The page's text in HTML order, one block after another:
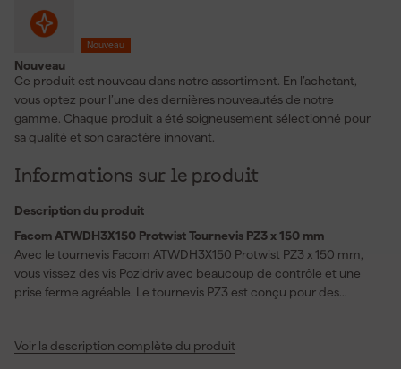
Nouveau
Nouveau
Ce produit est nouveau dans notre assortiment. En l’achetant,
vous optez pour l’une des dernières nouveautés de notre
gamme. Chaque produit a été soigneusement sélectionné pour
sa qualité et son caractère innovant.
Informations sur le produit
Description du produit
Facom ATWDH3X150 Protwist Tournevis PZ3 x 150 mm
Avec le tournevis Facom ATWDH3X150 Protwist PZ3 x 150 mm,
vous vissez des vis Pozidriv avec beaucoup de contrôle et une
prise ferme agréable. Le tournevis PZ3 est conçu pour des
en douceur lors des travaux de montage et d’entretien. Grâce à la
Voir la description complète du produit